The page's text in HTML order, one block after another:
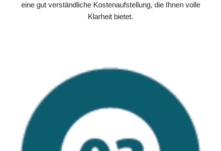
eine gut verständliche Kostenaufstellung, die Ihnen volle
Klarheit bietet.